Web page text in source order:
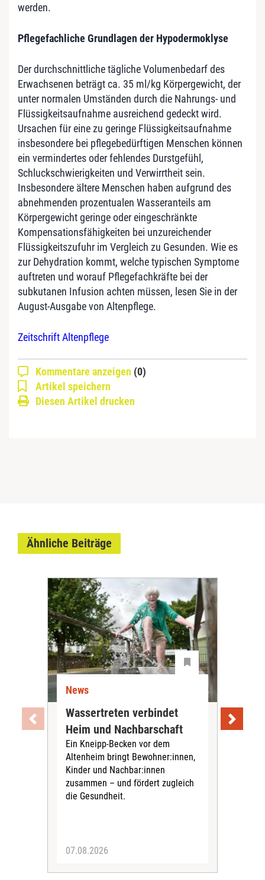
werden.
Pflegefachliche Grundlagen der Hypodermoklyse
Der durchschnittliche tägliche Volumenbedarf des
Erwachsenen beträgt ca. 35 ml/kg Körpergewicht, der
unter normalen Umständen durch die Nahrungs- und
Flüssigkeitsaufnahme ausreichend gedeckt wird.
Ursachen für eine zu geringe Flüssigkeitsaufnahme
insbesondere bei pflegebedürftigen Menschen können
ein vermindertes oder fehlendes Durstgefühl,
Schluckschwierigkeiten und Verwirrtheit sein.
Insbesondere ältere Menschen haben aufgrund des
abnehmenden prozentualen Wasseranteils am
Körpergewicht geringe oder eingeschränkte
Kompensationsfähigkeiten bei unzureichender
Flüssigkeitszufuhr im Vergleich zu Gesunden. Wie es
zur Dehydration kommt, welche typischen Symptome
auftreten und worauf Pflegefachkräfte bei der
subkutanen Infusion achten müssen, lesen Sie in der
August-Ausgabe von Altenpflege.
Zeitschrift Altenpflege
Kommentare anzeigen (0)
Artikel speichern
Diesen Artikel drucken
Ähnliche Beiträge
News
Wassertreten verbindet
Heim und Nachbarschaft
Ein Kneipp-Becken vor dem
Altenheim bringt Bewohner:innen,
Kinder und Nachbar:innen
zusammen – und fördert zugleich
die Gesundheit.
07.08.2026